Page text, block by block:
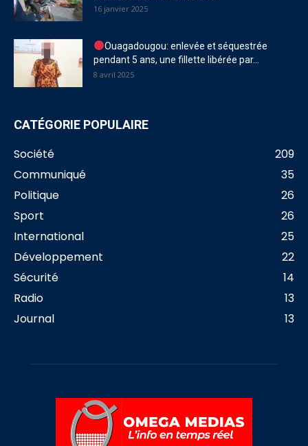
16 janvier 2025
Ouagadougou: enlevée et séquestrée
pendant 5 ans, une fillette libérée par...
8 avril 2025
CATÉGORIE POPULAIRE
Société
209
Communiqué
35
Politique
26
Sport
26
International
25
Développement
22
Sécurité
14
Radio
13
Journal
13